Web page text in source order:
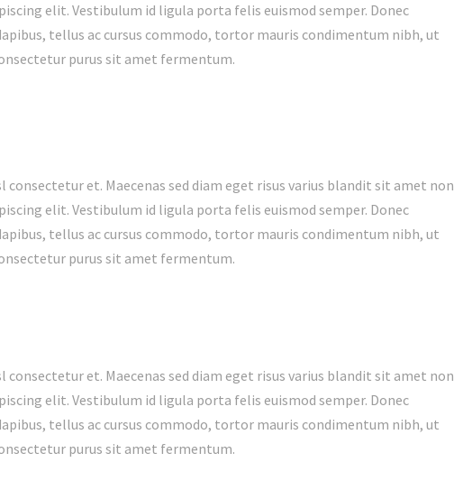
elit. Vestibulum id ligula porta felis euismod semper. Donec
tellus ac cursus commodo, tortor mauris condimentum nibh, ut
purus sit amet fermentum.
consectetur et. Maecenas sed diam eget risus varius blandit sit amet non
elit. Vestibulum id ligula porta felis euismod semper. Donec
tellus ac cursus commodo, tortor mauris condimentum nibh, ut
purus sit amet fermentum.
consectetur et. Maecenas sed diam eget risus varius blandit sit amet non
elit. Vestibulum id ligula porta felis euismod semper. Donec
tellus ac cursus commodo, tortor mauris condimentum nibh, ut
purus sit amet fermentum.